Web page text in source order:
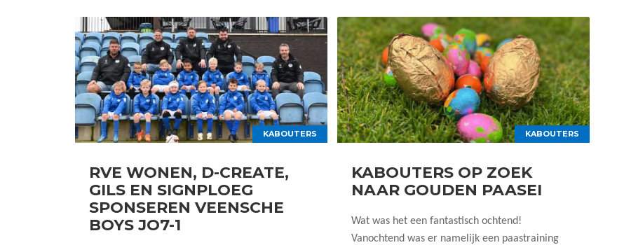
KABOUTERS
RVE WONEN, D-CREATE,
GILS EN SIGNPLOEG
SPONSEREN VEENSCHE
BOYS JO7-1
KABOUTERS
KABOUTERS OP ZOEK
NAAR GOUDEN PAASEI
Wat was het een fantastisch ochtend!
Vanochtend was er namelijk een paastraining